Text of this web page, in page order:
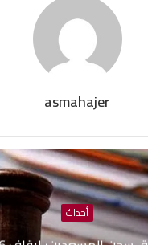
asmahajer
أحداث